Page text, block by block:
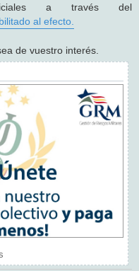
a través del
al efecto.
de vuestro interés.